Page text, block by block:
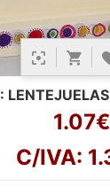
:
1.07€
C/IVA: